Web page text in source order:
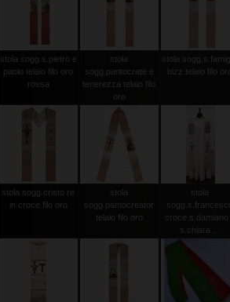
stola sogg.s.pietro e
paolo telaio filo oro
rossa
stola
sogg.pantocrate e
tenerezza telaio filo
oro
stola
bizz.telaio filo oro
stola sogg.cristo re
in croce filo oro
stola
sogg.pantocreator
telaio filo oro
stola
sogg.s.francesco
croce s.damiano
s.chiara ...